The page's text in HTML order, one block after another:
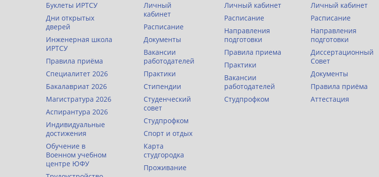
Буклеты ИРТСУ
Дни открытых
дверей
Инженерная школа
ИРТСУ
Правила приёма
Специалитет 2026
Бакалавриат 2026
Магистратура 2026
Аспирантура 2026
Индивидуальные
достижения
Обучение в
Военном учебном
центре ЮФУ
Личный
кабинет
Расписание
Документы
Вакансии
работодателей
Практики
Стипендии
Студенческий
совет
Студпрофком
Спорт и отдых
Карта
студгородка
Проживание
Личный кабинет
Расписание
Направления
подготовки
Правила приема
Практики
Вакансии
работодателей
Студпрофком
Личный кабинет
Расписание
Направления
подготовки
Диссертационный
Совет
Документы
Правила приёма
Аттестация